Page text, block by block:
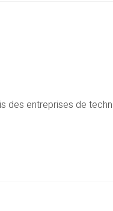
des entreprises de